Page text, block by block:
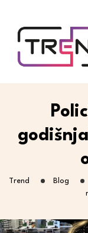
Trend Blog